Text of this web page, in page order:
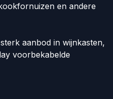
en andere
aanbod in wijnkasten,
voorbekabelde